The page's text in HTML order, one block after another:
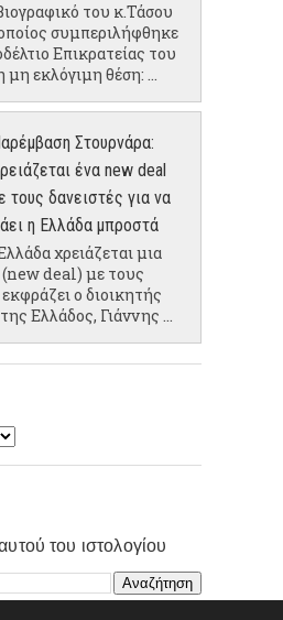
του κ.Τάσου
συμπεριλήφθηκε
Επικρατείας του
εκλόγιμη θέση: ...
Στουρνάρα:
ένα new deal
τους δανειστές για να
η Ελλάδα μπροστά
χρειάζεται μια
deal) με τους
ο διοικητής
Ελλάδος, Γιάννης ...
του ιστολογίου